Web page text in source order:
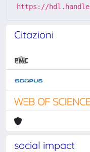
https://
Citazioni
social impact